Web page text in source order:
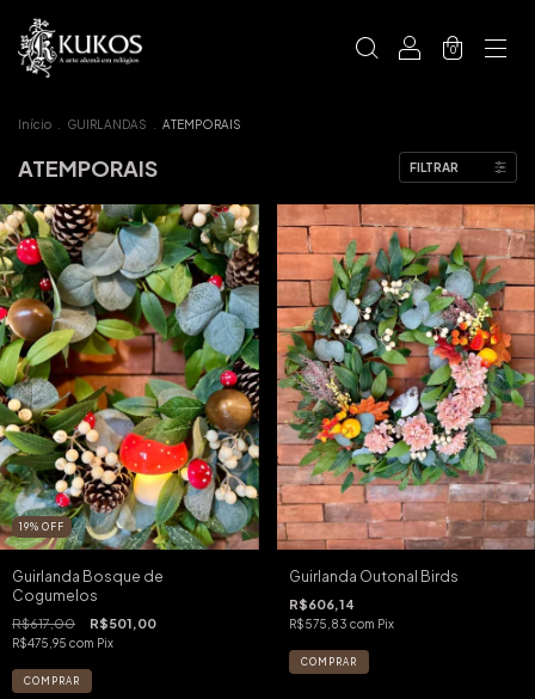
0
Início GUIRLANDAS ATEMPORAIS
ATEMPORAIS FILTRAR
19% OFF
Guirlanda Bosque de
Cogumelos
R$617,00 R$501,00
R$475,95 com Pix
Guirlanda Outonal Birds
R$606,14
R$575,83 com Pix